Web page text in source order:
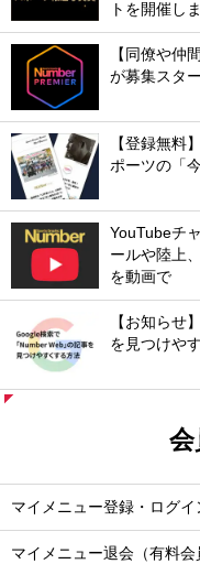
トを開催し
【同僚や仲
が募集スタ
【登録無料
ポーツの「
YouTubeチ
ールや陸上
を動画で
【お知らせ
を見つけや
マイメニュー登録・ログイ
マイメニュー退会（有料会